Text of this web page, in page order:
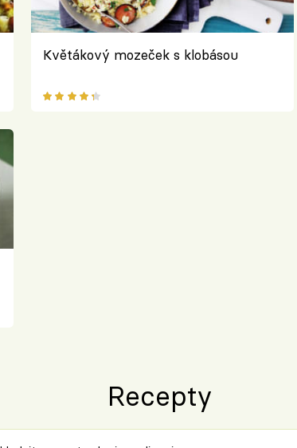
Květákový mozeček s klobásou
Recepty